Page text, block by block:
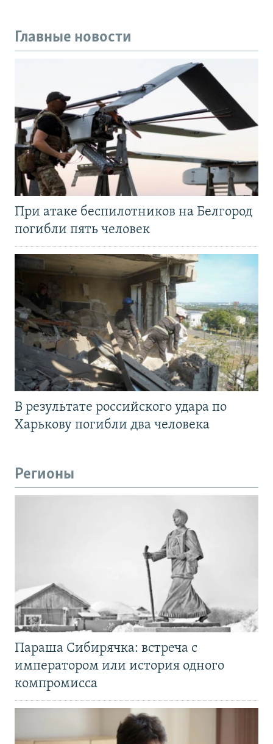
Главные новости
При атаке беспилотников на Белгород
погибли пять человек
В результате российского удара по
Харькову погибли два человека
Регионы
Параша Сибирячка: встреча с
императором или история одного
компромисса